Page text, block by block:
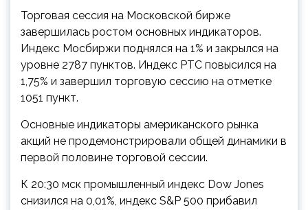
Торговая сессия на Московской бирже
завершилась ростом основных индикаторов.
Индекс Мосбиржи поднялся на 1% и закрылся на
уровне 2787 пунктов. Индекс РТС повысился на
1,75% и завершил торговую сессию на отметке
1051 пункт.
Основные индикаторы американского рынка
акций не продемонстрировали общей динамики в
первой половине торговой сессии.
К 20:30 мск промышленный индекс Dow Jones
снизился на 0,01%, индекс S&P 500 прибавил